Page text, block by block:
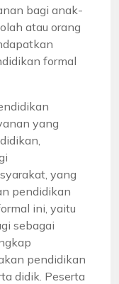
bagi anak-
atau orang
formal
yang
yang
pendidikan
ini, yaitu
sebagai
pendidikan
didik. Peserta